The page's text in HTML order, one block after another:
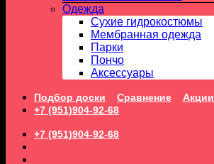
Одежда
Сухие гидрокостюмы
Мембранная одежда
Парки
Пончо
Аксессуары
Подбор доски Сравнение
Акции
+7 (951)904-92-68
+7 (951)904-92-68